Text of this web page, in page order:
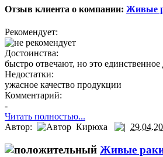
Отзыв клиента о компании: Живые
Рекомендует:
Достоинства:
быстро отвечают, но это единственное
Недостатки:
ужасное качество продукции
Комментарий:
-
Читать полностью...
Автор:
Кирюха
Живые